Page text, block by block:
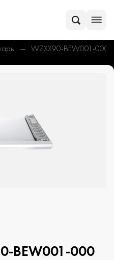
WZXX90-BEW001-000
BEW001-000